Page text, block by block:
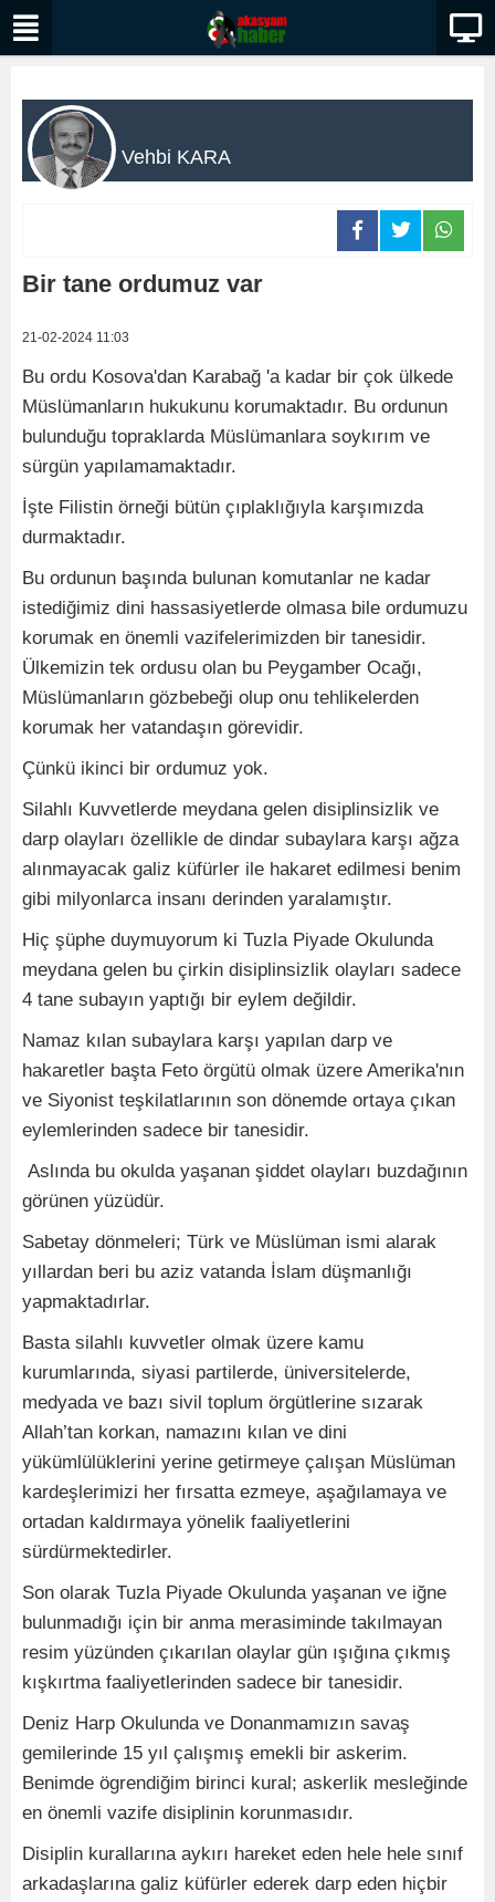
Vehbi KARA
Bir tane ordumuz var
21-02-2024 11:03
Bu ordu Kosova'dan Karabağ 'a kadar bir çok ülkede
Müslümanların hukukunu korumaktadır. Bu ordunun
bulunduğu topraklarda Müslümanlara soykırım ve
sürgün yapılamamaktadır.
İşte Filistin örneği bütün çıplaklığıyla karşımızda
durmaktadır.
Bu ordunun başında bulunan komutanlar ne kadar
istediğimiz dini hassasiyetlerde olmasa bile ordumuzu
korumak en önemli vazifelerimizden bir tanesidir.
Ülkemizin tek ordusu olan bu Peygamber Ocağı,
Müslümanların gözbebeği olup onu tehlikelerden
korumak her vatandaşın görevidir.
Çünkü ikinci bir ordumuz yok.
Silahlı Kuvvetlerde meydana gelen disiplinsizlik ve
darp olayları özellikle de dindar subaylara karşı ağza
alınmayacak galiz küfürler ile hakaret edilmesi benim
gibi milyonlarca insanı derinden yaralamıştır.
Hiç şüphe duymuyorum ki Tuzla Piyade Okulunda
meydana gelen bu çirkin disiplinsizlik olayları sadece
4 tane subayın yaptığı bir eylem değildir.
Namaz kılan subaylara karşı yapılan darp ve
hakaretler başta Feto örgütü olmak üzere Amerika'nın
ve Siyonist teşkilatlarının son dönemde ortaya çıkan
eylemlerinden sadece bir tanesidir.
Aslında bu okulda yaşanan şiddet olayları buzdağının
görünen yüzüdür.
Sabetay dönmeleri; Türk ve Müslüman ismi alarak
yıllardan beri bu aziz vatanda İslam düşmanlığı
yapmaktadırlar.
Basta silahlı kuvvetler olmak üzere kamu
kurumlarında, siyasi partilerde, üniversitelerde,
medyada ve bazı sivil toplum örgütlerine sızarak
Allah’tan korkan, namazını kılan ve dini
yükümlülüklerini yerine getirmeye çalışan Müslüman
kardeşlerimizi her fırsatta ezmeye, aşağılamaya ve
ortadan kaldırmaya yönelik faaliyetlerini
sürdürmektedirler.
Son olarak Tuzla Piyade Okulunda yaşanan ve iğne
bulunmadığı için bir anma merasiminde takılmayan
resim yüzünden çıkarılan olaylar gün ışığına çıkmış
kışkırtma faaliyetlerinden sadece bir tanesidir.
Deniz Harp Okulunda ve Donanmamızın savaş
gemilerinde 15 yıl çalışmış emekli bir askerim.
Benimde ögrendiğim birinci kural; askerlik mesleğinde
en önemli vazife disiplinin korunmasıdır.
Disiplin kurallarına aykırı hareket eden hele hele sınıf
arkadaşlarına galiz küfürler ederek darp eden hiçbir